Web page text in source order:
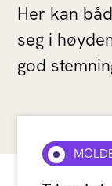
Her kan
seg i
god